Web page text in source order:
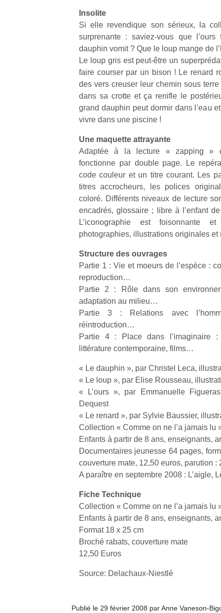
Insolite
Si elle revendique son sérieux, la
surprenante : saviez-vous que
dauphin vomit ? Que le loup mange de
Le loup gris est peut-être un
faire courser par un bison ! Le renard
des vers creuser leur chemin sous
dans sa crotte et ça renifle le
grand dauphin peut dormir dans l’eau
vivre dans une piscine !
Une maquette attrayante
Adaptée à la lecture « zapping »
fonctionne par double page. Le
code couleur et un titre courant. Les
titres accrocheurs, les polices
coloré. Différents niveaux de lecture
encadrés, glossaire ; libre à l’enfant
L’iconographie est foisonnante
photographies, illustrations originales et
Structure des ouvrages
Partie 1 : Vie et moeurs de l’espèce :
reproduction…
Partie 2 : Rôle dans son
adaptation au milieu…
Partie 3 : Relations avec
réintroduction…
Partie 4 : Place dans l’imaginaire
littérature contemporaine, films…
« Le dauphin », par Christel Leca,
« Le loup », par Elise Rousseau,
« L’ours », par Emmanuelle
Dequest
« Le renard », par Sylvie Baussier,
Collection « Comme on ne l’a jamais lu
Enfants à partir de 8 ans, enseignants,
Documentaires jeunesse 64 pages,
couverture mate, 12,50 euros, parution :
A paraître en septembre 2008 : L’aigle,
Fiche Technique
Collection « Comme on ne l’a jamais lu
Enfants à partir de 8 ans, enseignants,
Format 18 x 25 cm
Broché rabats, couverture mate
12,50 Euros
Source: Delachaux-Niestlé
Publié le 29 février 2008 par Anne Vaneson-
à
…
NextGen,
une
nouvelle
trottinette
mécanique
Beeper
enfants
débordent
souvent
d’énergie.
occupations
n’est pas
simple.
activité
Des
trampolines
pour les
grands et
les petits !
Durant les
et avec le
retour des
jours, c’est
pour les